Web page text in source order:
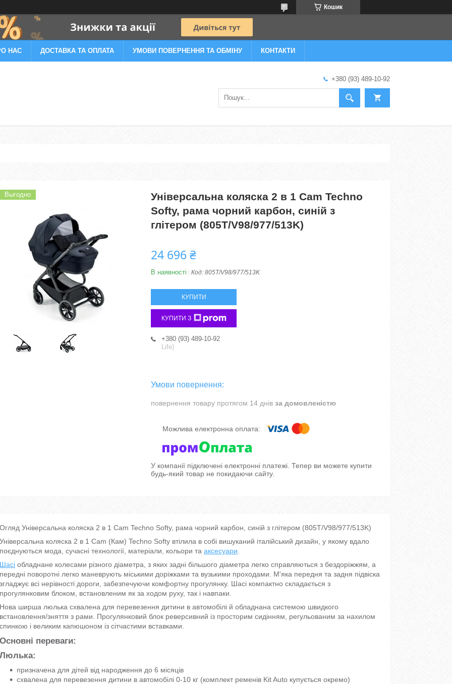
Кошик
НАС ДОСТАВКА ТА ОПЛАТА УМОВИ ПОВЕРНЕННЯ ТА ОБМІНУ КОНТАКТИ
+380 (93) 489-10-92
Выгодно
Універсальна коляска 2 в 1 Cam Techno
Softy, рама чорний карбон, синій з
глітером (805T/V98/977/513K)
24 696 ₴
В наявності Код: 805T/V98/977/513K
КУПИТИ
КУПИТИ З
+380 (93) 489-10-92
Life)
повернення товару протягом 14 днів за домовленістю
У компанії підключені електронні платежі. Тепер ви можете купити
будь-який товар не покидаючи сайту.
Огляд Універсальна коляска 2 в 1 Cam Techno Softy, рама чорний карбон, синій з глітером (805T/V98/977/513K)
Універсальна коляска 2 в 1 Cam (Кам) Techno Softy втілила в собі вишуканий італійський дизайн, у якому вдало
поєднуються мода, сучасні технології, матеріали, кольори та аксесуари
Шасі обладнане колесами різного діаметра, з яких задні більшого діаметра легко справляються з бездоріжжям, а
передні поворотні легко маневрують міськими доріжками та вузькими проходами. М'яка передня та задня підвіска
згладжує всі нерівності дороги, забезпечуючи комфортну прогулянку. Шасі компактно складається з
прогулянковим блоком, встановленим як за ходом руху, так і навпаки.
Нова ширша люлька схвалена для перевезення дитини в автомобілі й обладнана системою швидкого
встановлення/зняття з рами. Прогулянковий блок реверсивний із просторим сидінням, регульованим за нахилом
спинкою і великим капюшоном із сітчастими вставками.
Основні переваги:
Люлька:
призначена для дітей від народження до 6 місяців
схвалена для перевезення дитини в автомобілі 0-10 кг (комплект ременів Kit Auto купується окремо)